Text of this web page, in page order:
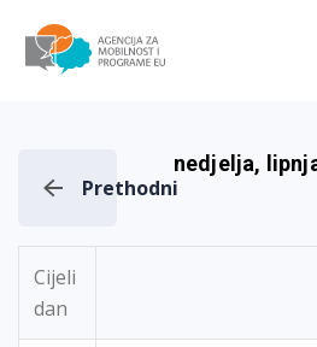
Prethodni
nedjelja,
Cijeli
dan